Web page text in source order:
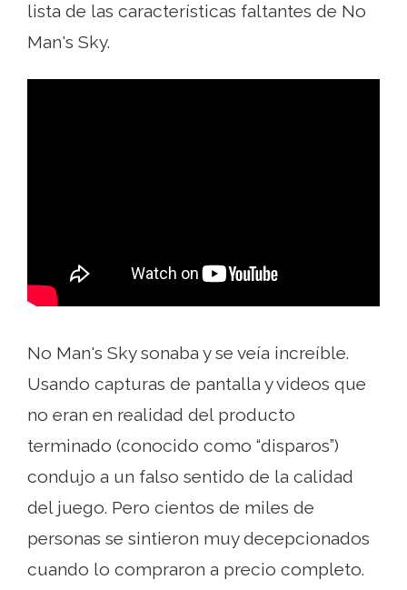
lista de las características faltantes de No
Man's Sky.
No Man's Sky sonaba y se veía increíble.
Usando capturas de pantalla y videos que
no eran en realidad del producto
terminado (conocido como “disparos”)
condujo a un falso sentido de la calidad
del juego. Pero cientos de miles de
personas se sintieron muy decepcionados
cuando lo compraron a precio completo.